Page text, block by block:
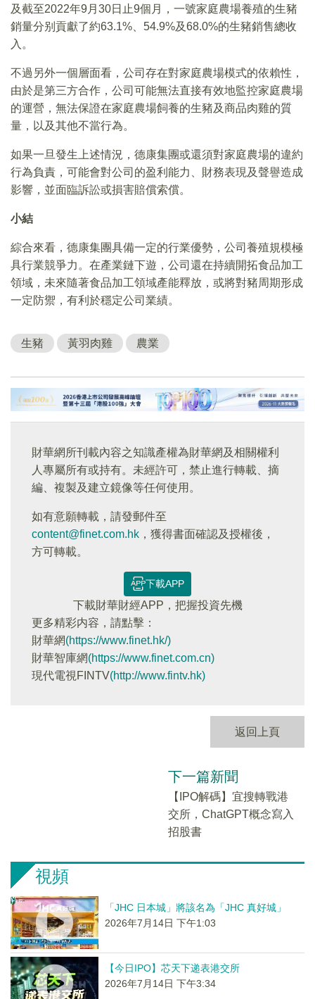
及截至2022年9月30日止9個月，一號家庭農場養殖的生豬
銷量分别貢獻了約63.1%、54.9%及68.0%的生豬銷售總收
入。
不過另外一個層面看，公司存在對家庭農場模式的依賴性，
由於是第三方合作，公司可能無法直接有效地監控家庭農場
的運營，無法保證在家庭農場飼養的生豬及商品肉雞的質
量，以及其他不當行為。
如果一旦發生上述情況，德康集團或還須對家庭農場的違約
行為負責，可能會對公司的盈利能力、財務表現及聲譽造成
影響，並面臨訴訟或損害賠償索償。
小結
綜合來看，德康集團具備一定的行業優勢，公司養殖規模極
具行業競爭力。在產業鏈下遊，公司還在持續開拓食品加工
領域，未來隨著食品加工領域產能釋放，或將對豬周期形成
一定防禦，有利於穩定公司業績。
生豬 黃羽肉雞 農業
財華網所刊載內容之知識產權為財華網及相關權利
人專屬所有或持有。未經許可，禁止進行轉載、摘
編、複製及建立鏡像等任何使用。
如有意願轉載，請發郵件至
content@finet.com.hk ，獲得書面確認及授權後，
方可轉載。
下載APP
下載財華財經APP，把握投資先機
更多精彩内容，請點擊：
財華網(https://www.finet.hk/)
財華智庫網(https://www.finet.com.cn)
現代電視FINTV(http://www.fintv.hk)
返回上頁
下一篇新聞
【IPO解碼】宜搜轉戰港
交所，ChatGPT概念寫入
招股書
視頻
「JHC 日本城」將該名為「JHC 真好城」
2026年7月14日 下午1:03
【今日IPO】芯天下递表港交所
2026年7月14日 下午3:34